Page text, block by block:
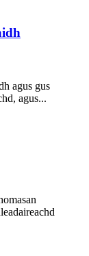
agus gus
agus...